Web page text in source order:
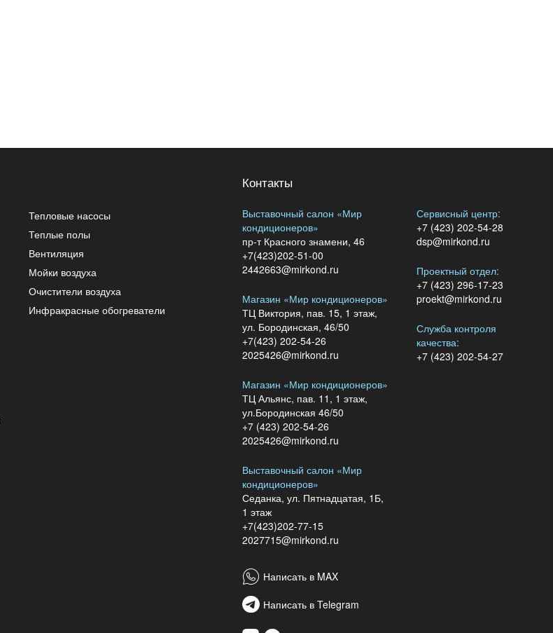
Тепловые насосы
Теплые полы
Вентиляция
Мойки воздуха
Очистители воздуха
Инфракрасные обогреватели
Контакты
Выставочный салон «Мир
кондиционеров»
пр-т Красного знамени, 46
+7(423)202-51-00
2442663@mirkond.ru
Магазин «Мир кондиционеров»
ТЦ Виктория, пав. 15, 1 этаж,
ул. Бородинская, 46/50
+7(423) 202-54-26
2025426@mirkond.ru
Магазин «Мир кондиционеров»
ТЦ Альянс, пав. 11, 1 этаж,
ул.Бородинская 46/50
+7 (423) 202-54-26
2025426@mirkond.ru
Выставочный салон «Мир
кондиционеров»
Седанка, ул. Пятнадцатая, 1Б,
1 этаж
+7(423)202-77-15
2027715@mirkond.ru
Сервисный центр:
+7 (423) 202-54-28
dsp@mirkond.ru
Проектный отдел:
+7 (423) 296-17-23
proekt@mirkond.ru
Служба контроля
качества:
+7 (423) 202-54-27
Написать в MAX
Написать в Telegram